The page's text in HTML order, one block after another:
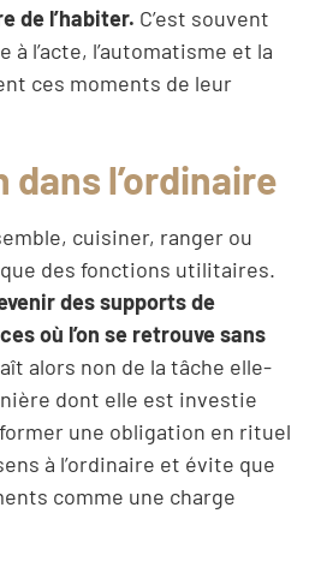
de l’habiter. C’est souvent
à l’acte, l’automatisme et la
ces moments de leur
dans l’ordinaire
cuisiner, ranger ou
des fonctions utilitaires.
des supports de
où l’on se retrouve sans
alors non de la tâche elle-
dont elle est investie
une obligation en rituel
à l’ordinaire et évite que
comme une charge